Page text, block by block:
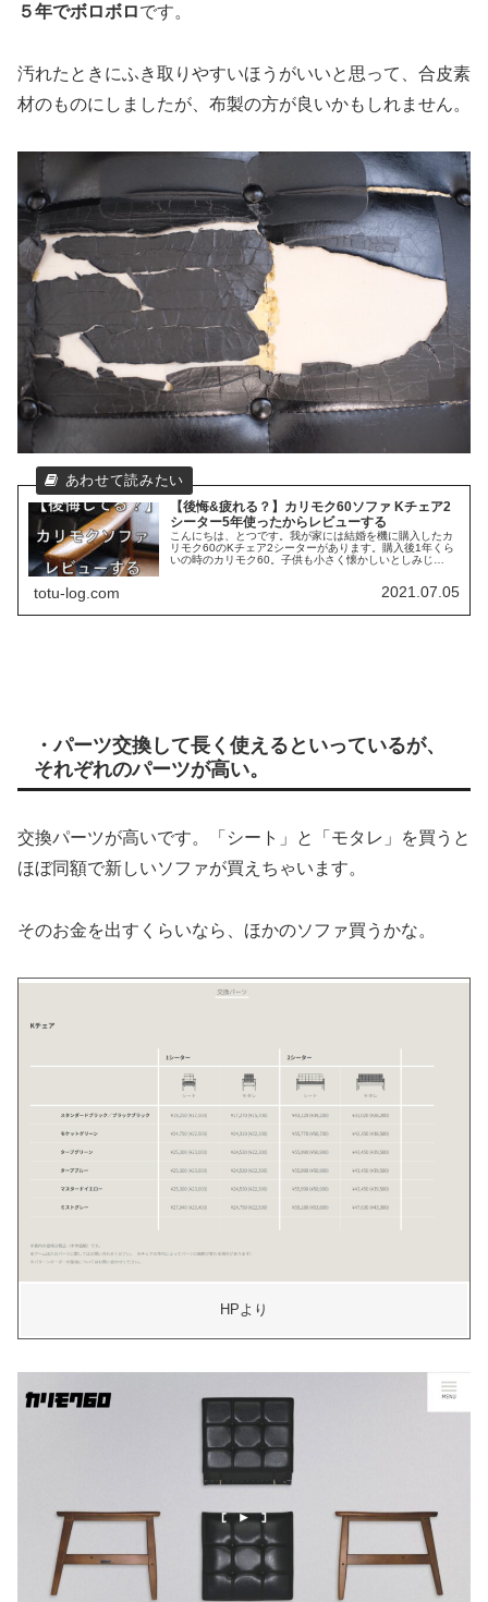
５年でボロボロです。
汚れたときにふき取りやすいほうがいいと思って、合皮素
材のものにしましたが、布製の方が良いかもしれません。
【後悔&疲れる？】カリモク60ソファ Kチェア2
シーター5年使ったからレビューする
こんにちは、とつです。我が家には結婚を機に購入したカ
リモク60のKチェア2シーターがあります。購入後1年くら
いの時のカリモク60。子供も小さく懐かしいとしみじ
totu-log.com 2021.07.05
・パーツ交換して長く使えるといっているが、
それぞれのパーツが高い。
交換パーツが高いです。「シート」と「モタレ」を買うと
ほぼ同額で新しいソファが買えちゃいます。
そのお金を出すくらいなら、ほかのソファ買うかな。
HPより